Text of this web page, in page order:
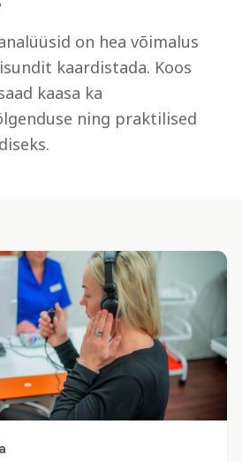
on hea võimalus
kaardistada. Koos
kaasa ka
ning praktilised